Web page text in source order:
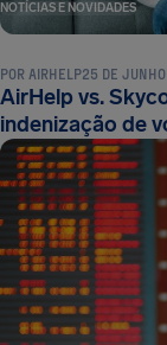
NOTÍCIAS E NOVIDADES
POR AIRHELP25 DE
AirHelp vs.
indenização de